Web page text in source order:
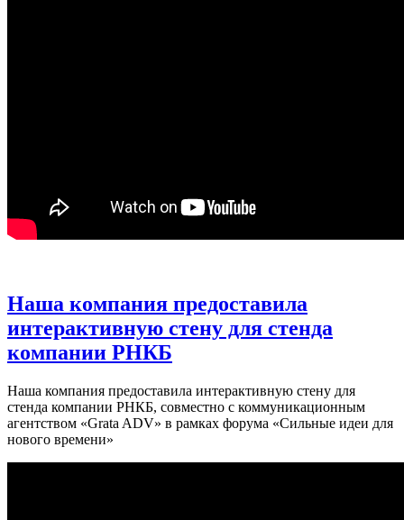
Наша компания предоставила
интерактивную стену для стенда
компании РНКБ
Наша компания предоставила интерактивную стену для
стенда компании РНКБ, совместно с коммуникационным
агентством «Grata ADV» в рамках форума «Сильные идеи для
нового времени»